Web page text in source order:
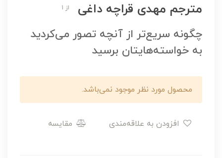
مترجم مهدی قراچه داغی
از 1
چگونه سریع‌تر از آنچه تصور می‌کردید
به خواسته‌هایتان برسید
محصول مورد نظر موجود نمی‌باشد.
مقایسه